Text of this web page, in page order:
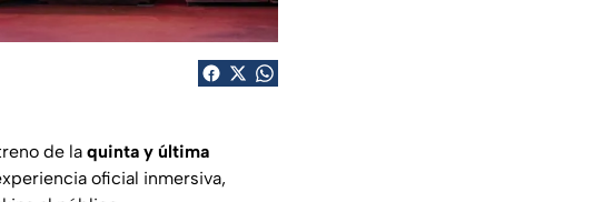
de la quinta y última
oficial inmersiva,